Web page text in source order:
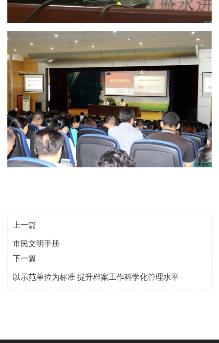
上一篇
市民文明手册
下一篇
以示范单位为标准 提升档案工作科学化管理水平